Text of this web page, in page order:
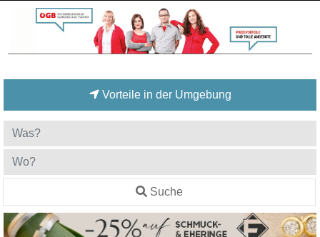
Vorteile in der Umgebung
Suche